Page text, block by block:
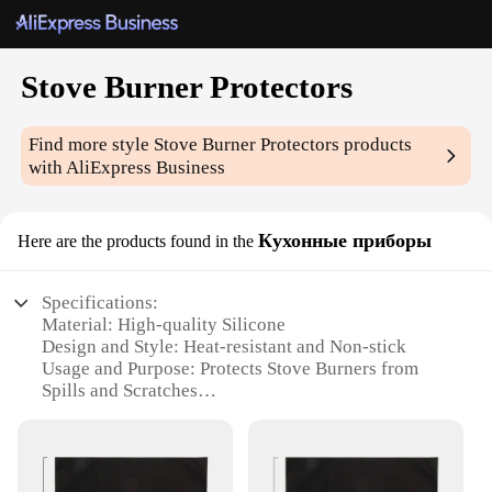
Stove Burner Protectors
Find more style Stove Burner Protectors products
with AliExpress Business
Here are the products found in the Кухонные приборы
Specifications:
Material: High-quality Silicone
Design and Style: Heat-resistant and Non-stick
Usage and Purpose: Protects Stove Burners from
Spills and Scratches
Shape or Size: Custom Fit for Most Stove Burners